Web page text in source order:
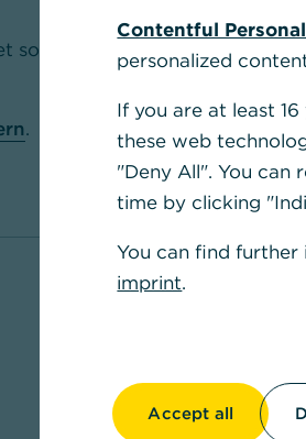
um 23:59 Uhr und
.
Contentful
personalized
If you are at least
these web
"Deny All". You can
time by clicking
You can find
imprint.
Accept all